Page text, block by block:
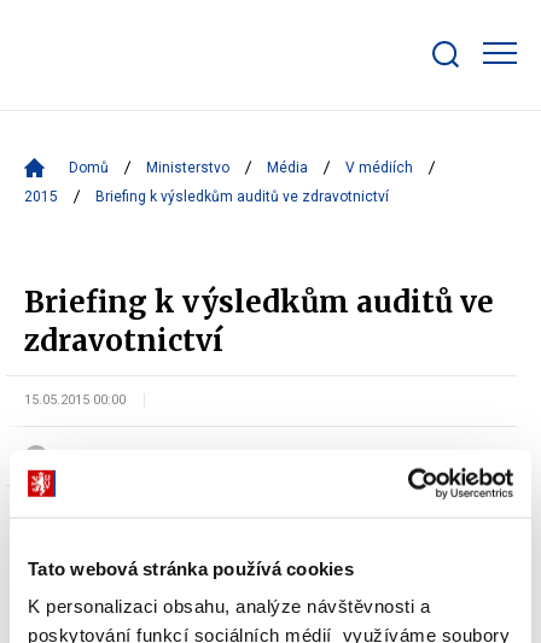
Tato webová stránka používá cookies
K personalizaci obsahu, analýze návštěvnosti a
poskytování funkcí sociálních médií využíváme soubory
bar
Domů Ministerstvo Média
V médiích
2015
Briefing k výsledkům auditů ve zdravotnictví
Briefing k výsledkům auditů ve
zdravotnictví
15.05.2015 00:00
Ministerstvo financí zveřejňuje záznam z